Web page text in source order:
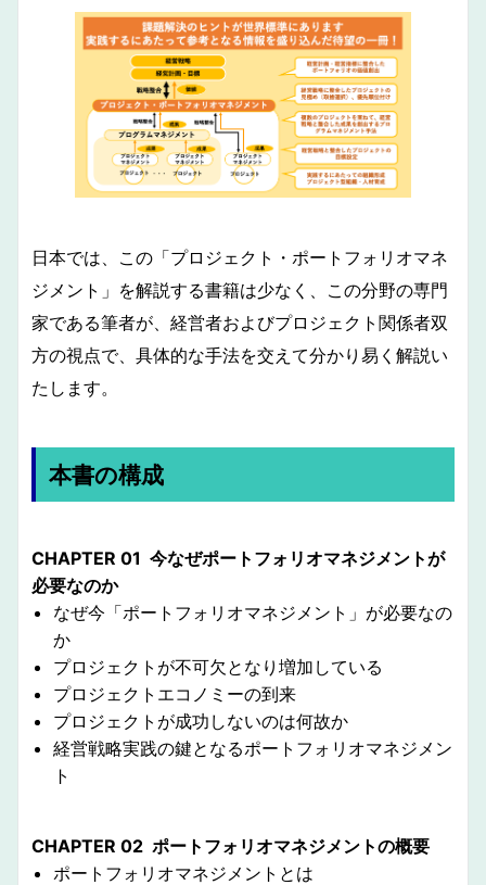
日本では、この「プロジェクト・ポートフォリオマネ
ジメント」を解説する書籍は少なく、この分野の専門
家である筆者が、経営者およびプロジェクト関係者双
方の視点で、具体的な手法を交えて分かり易く解説い
たします。
本書の構成
CHAPTER 01 今なぜポートフォリオマネジメントが
必要なのか
なぜ今「ポートフォリオマネジメント」が必要なの
か
プロジェクトが不可欠となり増加している
プロジェクトエコノミーの到来
プロジェクトが成功しないのは何故か
経営戦略実践の鍵となるポートフォリオマネジメン
ト
CHAPTER 02 ポートフォリオマネジメントの概要
ポートフォリオマネジメントとは